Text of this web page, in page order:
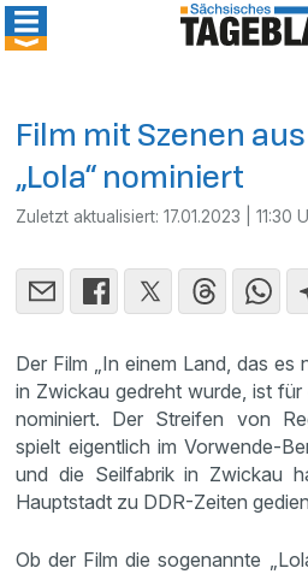
Film mit Szenen
„Lola“ nominiert
Zuletzt aktualisiert:17.01.2023 | 11:30
Der Film „In einem Land, das es
in Zwickau gedreht wurde, ist
nominiert. Der Streifen von
spielt eigentlich im Vorwende-
und die Seilfabrik in Zwickau
Hauptstadt zu DDR-Zeiten
Ob der Film die sogenannte